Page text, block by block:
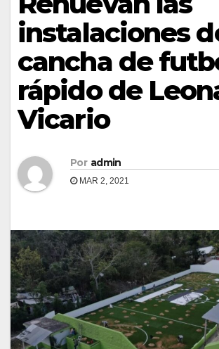
instalaciones
cancha de
rápido de
Vicario
Por admin
MAR 2, 2021